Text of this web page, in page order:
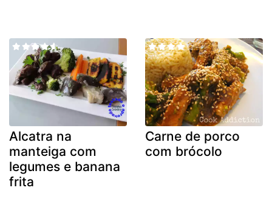
Alcatra na
manteiga com
legumes e banana
frita
Carne de porco
com brócolo